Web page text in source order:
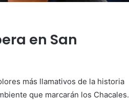
en San
más llamativos de la historia
que marcarán los Chacales.